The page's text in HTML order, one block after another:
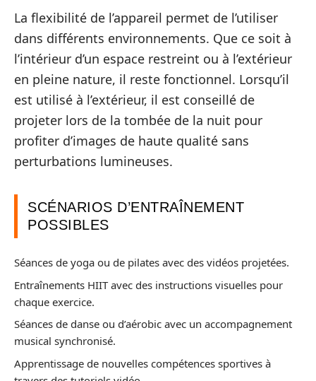
La flexibilité de l’appareil permet de l’utiliser
dans différents environnements. Que ce soit à
l’intérieur d’un espace restreint ou à l’extérieur
en pleine nature, il reste fonctionnel. Lorsqu’il
est utilisé à l’extérieur, il est conseillé de
projeter lors de la tombée de la nuit pour
profiter d’images de haute qualité sans
perturbations lumineuses.
SCÉNARIOS D’ENTRAÎNEMENT
POSSIBLES
Séances de yoga ou de pilates avec des vidéos projetées.
Entraînements HIIT avec des instructions visuelles pour
chaque exercice.
Séances de danse ou d’aérobic avec un accompagnement
musical synchronisé.
Apprentissage de nouvelles compétences sportives à